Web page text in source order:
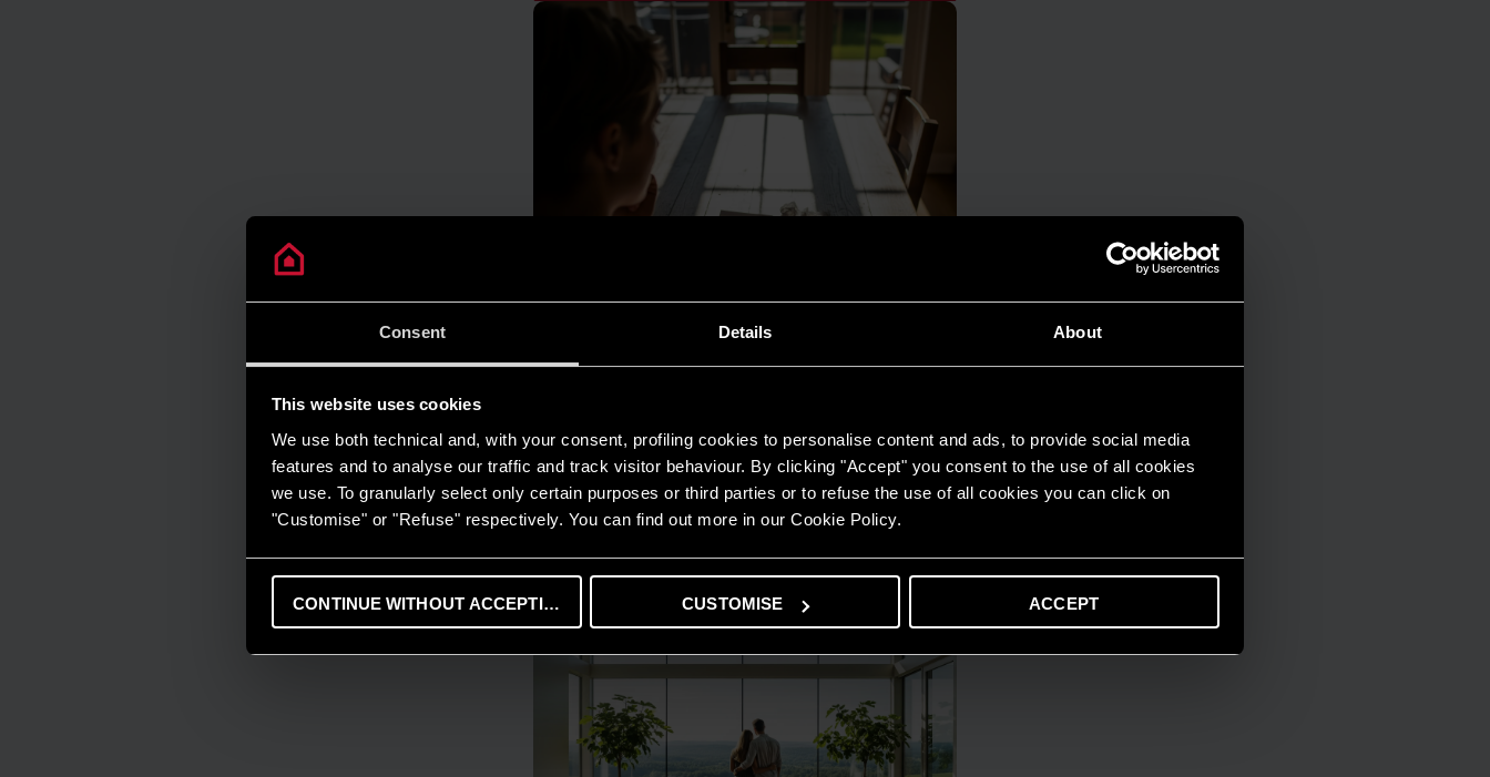
Consent Details About
This website uses cookies
We use both technical and, with your consent, profiling cookies to personalise content and ads, to provide social media
features and to analyse our traffic and track visitor behaviour. By clicking "Accept" you consent to the use of all cookies
we use. To granularly select only certain purposes or third parties or to refuse the use of all cookies you can click on
"Customise" or "Refuse" respectively. You can find out more in our Cookie Policy.
CONTINUE WITHOUT ACCEPTING CUSTOMISE ACCEPT
GUIDA AL RISPARMIO
Quanto consuma un condizionatore?
LEGGI DI PIÙ